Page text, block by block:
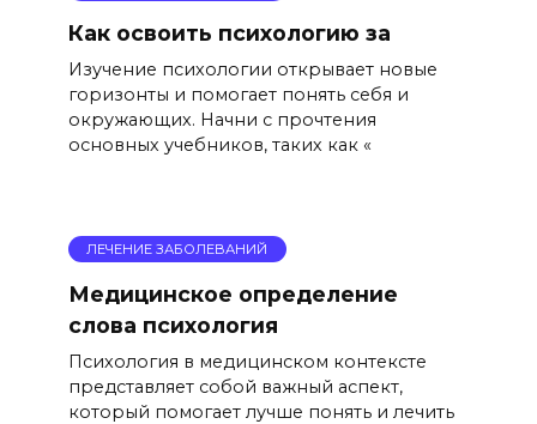
Как освоить психологию за
Изучение психологии открывает новые
горизонты и помогает понять себя и
окружающих. Начни с прочтения
основных учебников, таких как «
ЛЕЧЕНИЕ ЗАБОЛЕВАНИЙ
Медицинское определение
слова психология
Психология в медицинском контексте
представляет собой важный аспект,
который помогает лучше понять и лечить